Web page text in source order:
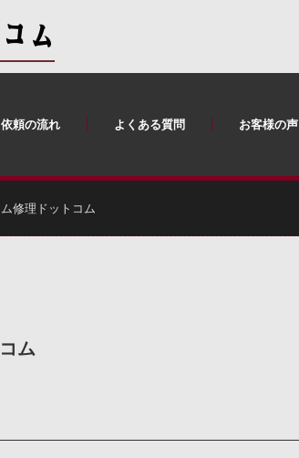
依頼の流れ よくある質問 お客様の声
修理ドットコム
ム